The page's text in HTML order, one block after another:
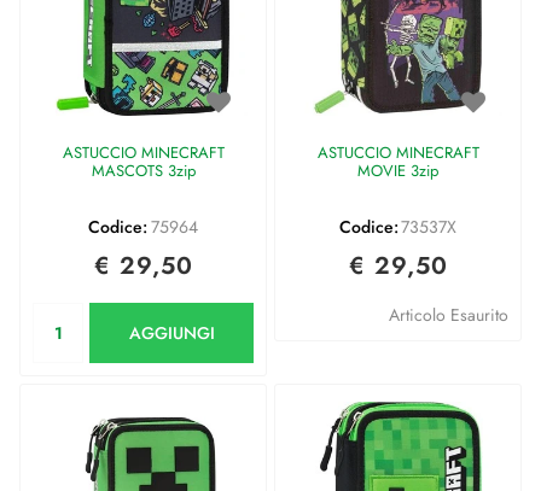
ASTUCCIO MINECRAFT
MASCOTS 3zip
Codice: 75964
€ 29,50
AGGIUNGI
ASTUCCIO MINECRAFT
MOVIE 3zip
Codice:73537X
€ 29,50
Articolo Esaurito